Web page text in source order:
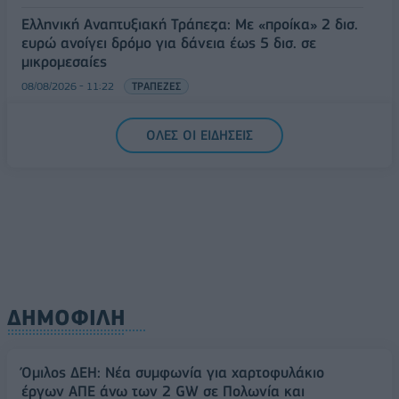
Ελληνική Αναπτυξιακή Τράπεζα: Με «προίκα» 2 δισ.
ευρώ ανοίγει δρόμο για δάνεια έως 5 δισ. σε
μικρομεσαίες
08/08/2026 - 11:22 ΤΡΑΠΕΖΕΣ
5G παντού, 6G στον ορίζοντα: Πού βρίσκεται η
Ελλάδα στη μεγάλη τεχνολογική μετάβαση
ΟΛΕΣ ΟΙ ΕΙΔΗΣΕΙΣ
ΔΗΜΟΦΙΛΗ
Όμιλος ΔΕΗ: Νέα συμφωνία για χαρτοφυλάκιο
έργων ΑΠΕ άνω των 2 GW σε Πολωνία και